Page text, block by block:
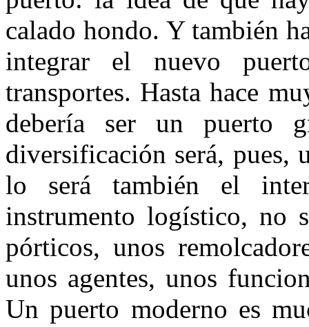
calado hondo. Y también
integrar el nuevo
transportes. Hasta hace
debería ser un puerto
diversificación será, pues,
lo será también el
instrumento logístico, no
pórticos, unos
unos agentes, unos
Un puerto moderno es